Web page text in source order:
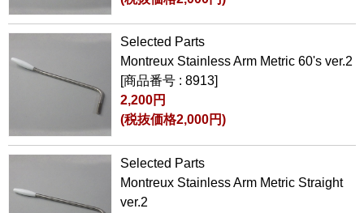
Selected Parts
Montreux Stainless Arm Metric 60's ver.2
[商品番号 : 8913]
2,200円
(税抜価格2,000円)
Selected Parts
Montreux Stainless Arm Metric Straight
ver.2